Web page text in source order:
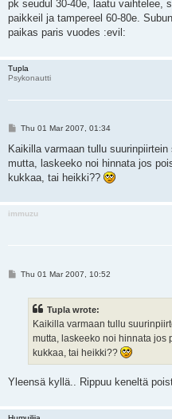
pk seudul 30-40e, laatu vaihtelee,
paikkeil ja tampereel 60-80e.
paikas paris vuodes :evil:
Tupla
Psykonautti
P
s
Thu 01 Mar 2007, 01:34
Kaikilla varmaan tullu
mutta, laskeeko noi hinnata jos
kukkaa, tai heikki??
immuzu
PThu 01 Mar 2007, 10:52
Tupla wrote:
Kaikilla varmaan tullu
mutta, laskeeko noi hinnata jos
kukkaa, tai heikki??
Yleensä kyllä.. Rippuu keneltä